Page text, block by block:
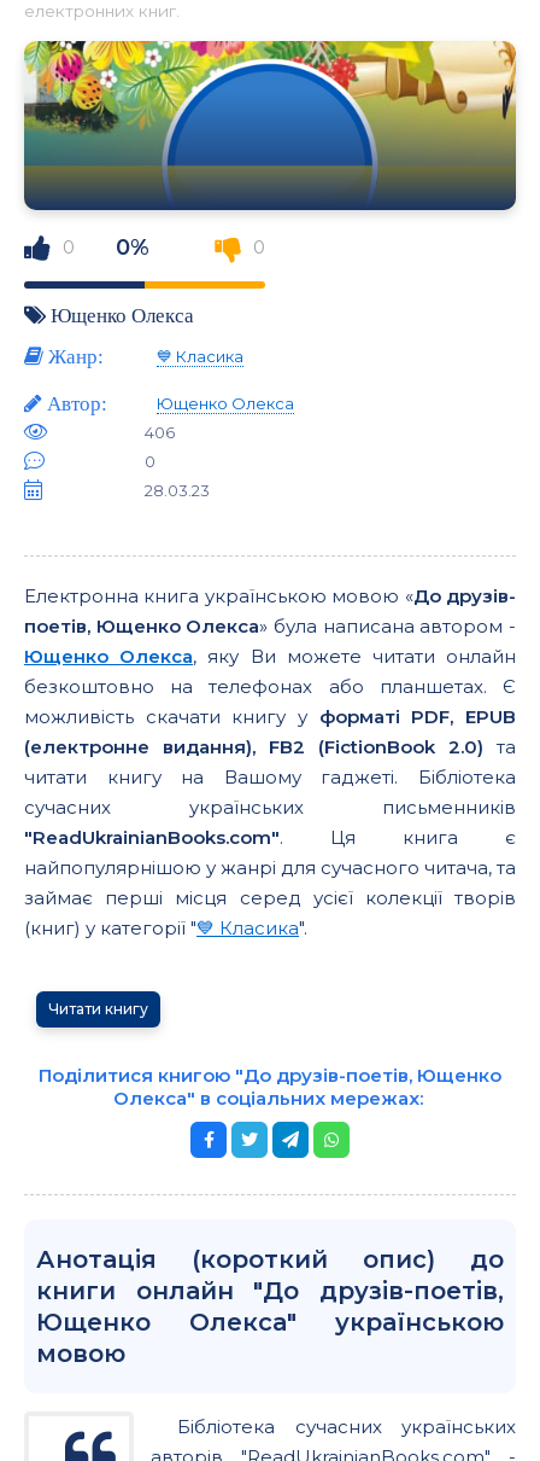
електронних книг.
0 0% 0
Ющенко Олекса
Жанр:
💙 Класика
Автор:
Ющенко Олекса
406
0
28.03.23
Електронна книга українською мовою «До друзів-
поетів, Ющенко Олекса» була написана автором -
Ющенко Олекса, яку Ви можете читати онлайн
безкоштовно на телефонах або планшетах. Є
можливість скачати книгу у форматі PDF, EPUB
(електронне видання), FB2 (FictionBook 2.0) та
читати книгу на Вашому гаджеті. Бібліотека
сучасних українських письменників
"ReadUkrainianBooks.com". Ця книга є
найпопулярнішою у жанрі для сучасного читача, та
займає перші місця серед усієї колекції творів
(книг) у категорії "💙 Класика".
Читати книгу
Поділитися книгою "До друзів-поетів, Ющенко
Олекса" в соціальних мережах:
Анотація (короткий опис) до
книги онлайн "До друзів-поетів,
Ющенко Олекса" українською
мовою
Бібліотека сучасних українських